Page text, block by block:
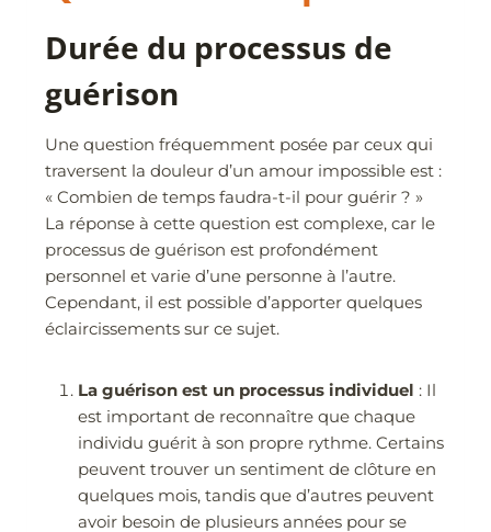
Durée du processus de
guérison
Une question fréquemment posée par ceux qui
traversent la douleur d’un amour impossible est :
« Combien de temps faudra-t-il pour guérir ? »
La réponse à cette question est complexe, car le
processus de guérison est profondément
personnel et varie d’une personne à l’autre.
Cependant, il est possible d’apporter quelques
éclaircissements sur ce sujet.
La guérison est un processus individuel : Il
est important de reconnaître que chaque
individu guérit à son propre rythme. Certains
peuvent trouver un sentiment de clôture en
quelques mois, tandis que d’autres peuvent
avoir besoin de plusieurs années pour se